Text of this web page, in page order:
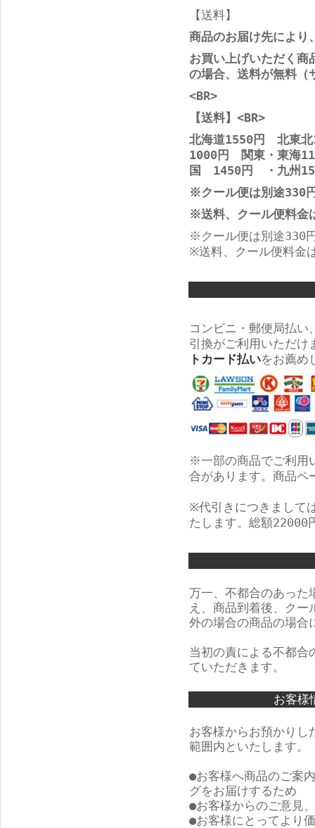
【送料】
商品のお届け先により
お買い上げいただく商
の場合、送料が無料（
<BR>
【送料】<BR>
北海道1550円 北東
1000円 関東・東海
国 1450円 ・九州
※クール便は別途330
※送料、クール便料金
※クール便は別途330
※送料、クール便料金
コンビニ・郵便局払い
引換がご利用いただけ
トカード払いをお薦め
※一部の商品でご利用
合があります。商品ペ
※代引きにつきまして
たします。総額22000
万一、不都合のあった
え、商品到着後、ク
外の場合の商品の場合
当初の責による不都合
ていただきます。
お客様
お客様からお預かりし
範囲内といたします。
●お客様へ商品のご案
グをお届けするため
●お客様からのご意見
●お客様にとってより